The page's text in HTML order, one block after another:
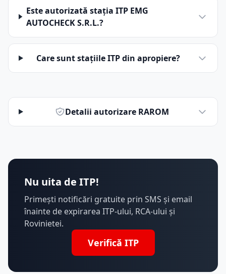
Este autorizată stația ITP EMG
AUTOCHECK S.R.L.?
Care sunt stațiile ITP din apropiere?
Detalii autorizare RAROM
Nu uita de ITP!
Primești notificări gratuite prin SMS și email
înainte de expirarea ITP-ului, RCA-ului și
Rovinietei.
Verifică ITP